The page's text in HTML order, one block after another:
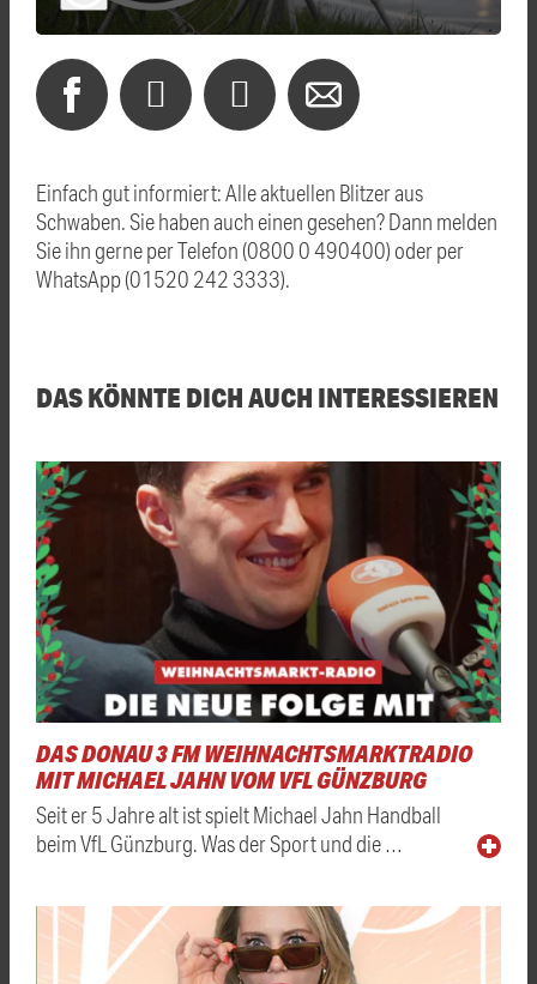
Einfach gut informiert: Alle aktuellen Blitzer aus
Schwaben. Sie haben auch einen gesehen? Dann melden
Sie ihn gerne per Telefon (0800 0 490400) oder per
WhatsApp (01520 242 3333).
DAS KÖNNTE DICH AUCH INTERESSIEREN
DAS DONAU 3 FM WEIHNACHTSMARKTRADIO
MIT MICHAEL JAHN VOM VFL GÜNZBURG
Seit er 5 Jahre alt ist spielt Michael Jahn Handball
beim VfL Günzburg. Was der Sport und die …